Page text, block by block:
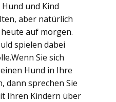
und Kind
aber natürlich
auf morgen.
spielen dabei
Sie sich
Hund in Ihre
dann sprechen Sie
Ihren Kindern über